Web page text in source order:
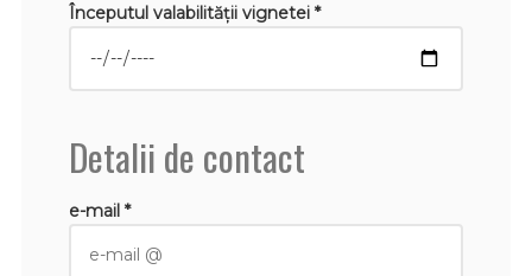
Începutul valabilităţii vignetei *
Detalii de contact
e-mail *